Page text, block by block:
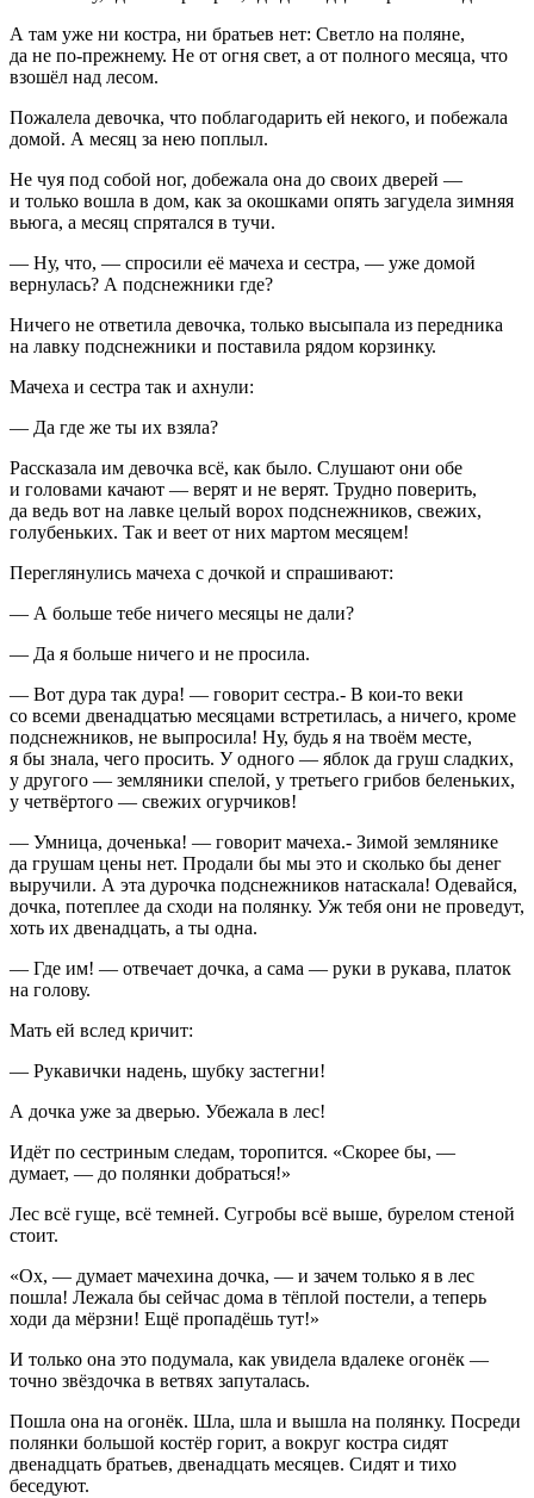
А там уже ни костра, ни братьев нет: Светло на поляне,
да не по-прежнему. Не от огня свет, а от полного месяца, что
взошёл над лесом.
Пожалела девочка, что поблагодарить ей некого, и побежала
домой. А месяц за нею поплыл.
Не чуя под собой ног, добежала она до своих дверей —
и только вошла в дом, как за окошками опять загудела зимняя
вьюга, а месяц спрятался в тучи.
— Ну, что, — спросили её мачеха и сестра, — уже домой
вернулась? А подснежники где?
Ничего не ответила девочка, только высыпала из передника
на лавку подснежники и поставила рядом корзинку.
Мачеха и сестра так и ахнули:
— Да где же ты их взяла?
Рассказала им девочка всё, как было. Слушают они обе
и головами качают — верят и не верят. Трудно поверить,
да ведь вот на лавке целый ворох подснежников, свежих,
голубеньких. Так и веет от них мартом месяцем!
Переглянулись мачеха с дочкой и спрашивают:
— А больше тебе ничего месяцы не дали?
— Да я больше ничего и не просила.
— Вот дура так дура! — говорит сестра.- В кои-то веки
со всеми двенадцатью месяцами встретилась, а ничего, кроме
подснежников, не выпросила! Ну, будь я на твоём месте,
я бы знала, чего просить. У одного — яблок да груш сладких,
у другого — земляники спелой, у третьего грибов беленьких,
у четвёртого — свежих огурчиков!
— Умница, доченька! — говорит мачеха.- Зимой землянике
да грушам цены нет. Продали бы мы это и сколько бы денег
выручили. А эта дурочка подснежников натаскала! Одевайся,
дочка, потеплее да сходи на полянку. Уж тебя они не проведут,
хоть их двенадцать, а ты одна.
— Где им! — отвечает дочка, а сама — руки в рукава, платок
на голову.
Мать ей вслед кричит:
— Рукавички надень, шубку застегни!
А дочка уже за дверью. Убежала в лес!
Идёт по сестриным следам, торопится. «Скорее бы, —
думает, — до полянки добраться!»
Лес всё гуще, всё темней. Сугробы всё выше, бурелом стеной
стоит.
«Ох, — думает мачехина дочка, — и зачем только я в лес
пошла! Лежала бы сейчас дома в тёплой постели, а теперь
ходи да мёрзни! Ещё пропадёшь тут!»
И только она это подумала, как увидела вдалеке огонёк —
точно звёздочка в ветвях запуталась.
Пошла она на огонёк. Шла, шла и вышла на полянку. Посреди
полянки большой костёр горит, а вокруг костра сидят
двенадцать братьев, двенадцать месяцев. Сидят и тихо
беседуют.